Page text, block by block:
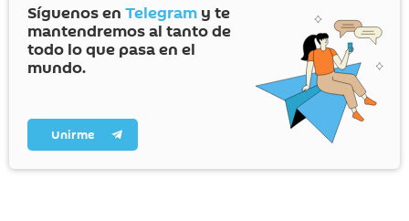
Síguenos en Telegram y te
mantendremos al tanto de
todo lo que pasa en el
mundo.
Unirme